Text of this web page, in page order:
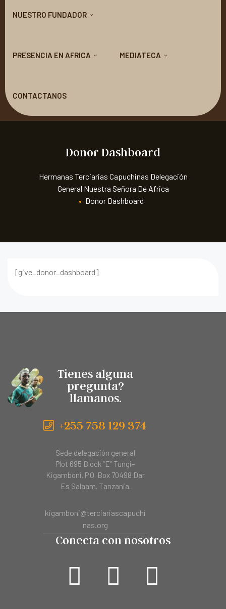
NUESTRO FUNDADOR
PRESENCIA EN AFRICA MEDIATECA
CONTACTANOS
Donor Dashboard
Hermanas Terciarias Capuchinas Delegación
General Nuestra Señora De Africa
• Donor Dashboard
[give_donor_dashboard]
Tienes alguna
pregunta?
llamanos.
+255 758 129 374
Sede delegación general
Plot 695 Block “E” Tungi–
Kigamboni. P.O. Box 70498 Dar
Es Salaam. Tanzania.
kigamboni@terciariascapuchi
nas.org
Conecta con nosotros